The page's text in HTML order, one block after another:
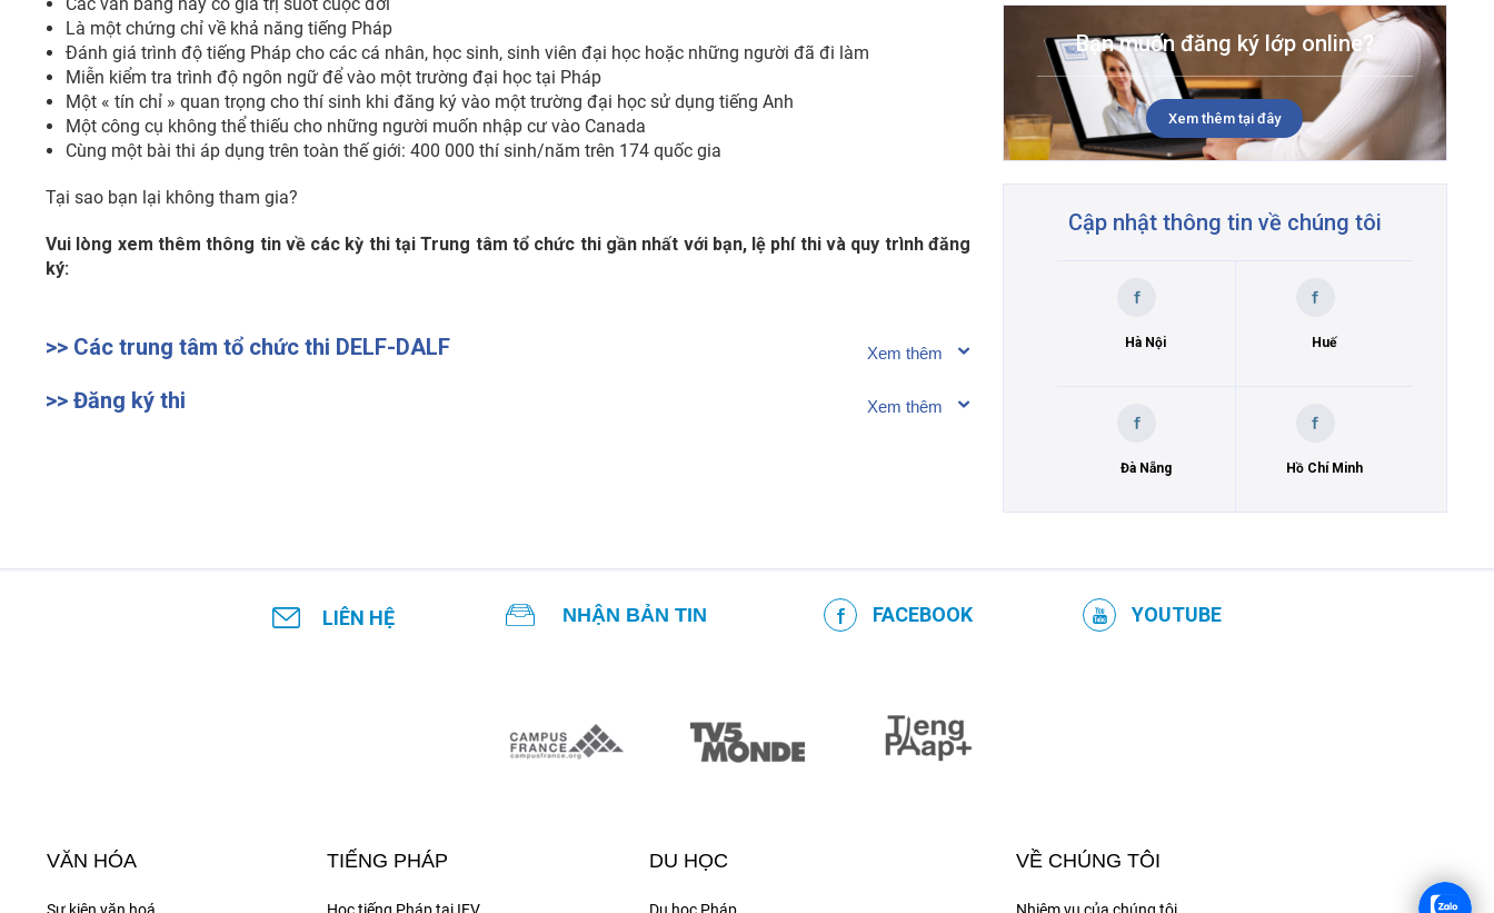
Là một chứng chỉ về khả năng tiếng Pháp
Đánh giá trình độ tiếng Pháp cho các cá nhân, học sinh, sinh viên đại học hoặc những người đã đi làm
Miễn kiểm tra trình độ ngôn ngữ để vào một trường đại học tại Pháp
Một « tín chỉ » quan trọng cho thí sinh khi đăng ký vào một trường đại học sử dụng tiếng Anh
Một công cụ không thể thiếu cho những người muốn nhập cư vào Canada
Cùng một bài thi áp dụng trên toàn thế giới: 400 000 thí sinh/năm trên 174 quốc gia
Tại sao bạn lại không tham gia?
Vui lòng xem thêm thông tin về các kỳ thi tại Trung tâm tổ chức thi gần nhất với bạn, lệ phí thi và quy trình đăng
ký:
>> Các trung tâm tổ chức thi DELF-DALF
>> Đăng ký thi
Bạn muốn đăng ký lớp online?
Xem thêm tại đây
Cập nhật thông tin về chúng tôi
Hà Nội Huế
Đà Nẵng Hồ Chí Minh
LIÊN HỆ NHẬN BẢN TIN FACEBOOK YOUTUBE
VĂN HÓA TIẾNG PHÁP DU HỌC VỀ CHÚNG TÔI